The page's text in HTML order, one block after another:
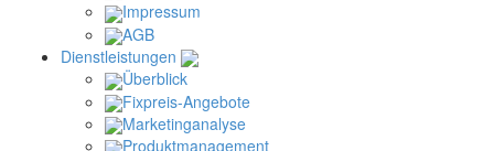
Impressum
AGB
Dienstleistungen
Überblick
Fixpreis-Angebote
Marketinganalyse
Produktmanagement